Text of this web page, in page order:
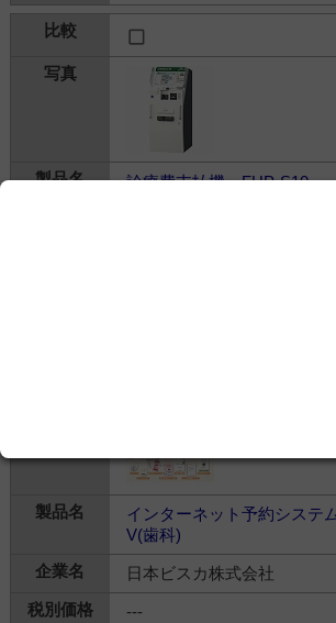
診療費支払機 FHP-S10
インターネット予約シス
V(歯科)
日本ビスカ株式会社
---